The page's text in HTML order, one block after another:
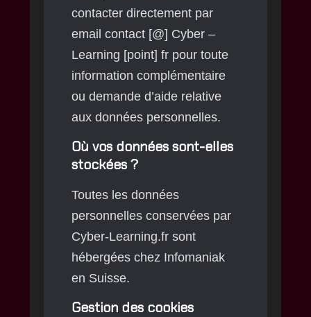
contacter directement par
email contact [@] Cyber –
Learning [point] fr pour toute
information complémentaire
ou demande d’aide relative
aux données personnelles.
Où vos données sont-elles
stockées ?
Toutes les données
personnelles conservées par
Cyber-Learning.fr sont
hébergées chez Infomaniak
en Suisse.
Gestion des cookies